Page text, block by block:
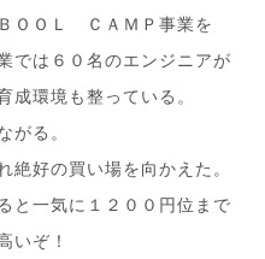
ＯＯＬ ＣＡＭＰ事業を
では６０名のエンジニアが
成環境も整っている。
がる。
絶好の買い場を向かえた。
と一気に１２００円位まで
いぞ！